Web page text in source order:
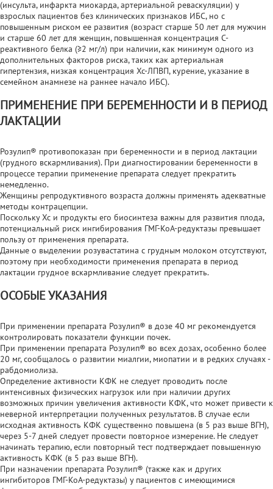
(инсульта, инфаркта миокарда, артериальной реваскуляции) у
взрослых пациентов без клинических признаков ИБС, но с
повышенным риском ее развития (возраст старше 50 лет для мужчин
и старше 60 лет для женщин, повышенная концентрация С-
реактивного белка (≥2 мг/л) при наличии, как минимум одного из
дополнительных факторов риска, таких как артериальная
гипертензия, низкая концентрация Хс-ЛПВП, курение, указание в
семейном анамнезе на раннее начало ИБС).
ПРИМЕНЕНИЕ ПРИ БЕРЕМЕННОСТИ И В ПЕРИОД
ЛАКТАЦИИ
Розулип® противопоказан при беременности и в период лактации
(грудного вскармливания). При диагностировании беременности в
процессе терапии применение препарата следует прекратить
немедленно.
Женщины репродуктивного возраста должны применять адекватные
методы контрацепции.
Поскольку Хс и продукты его биосинтеза важны для развития плода,
потенциальный риск ингибирования ГМГ-КоА-редуктазы превышает
пользу от применения препарата.
Данные о выделении розувастатина с грудным молоком отсутствуют,
поэтому при необходимости применения препарата в период
лактации грудное вскармливание следует прекратить.
ОСОБЫЕ УКАЗАНИЯ
При применении препарата Розулип® в дозе 40 мг рекомендуется
контролировать показатели функции почек.
При применении препарата Розулип® во всех дозах, особенно более
20 мг, сообщалось о развитии миалгии, миопатии и в редких случаях -
рабдомиолиза.
Определение активности КФК не следует проводить после
интенсивных физических нагрузок или при наличии других
возможных причин увеличения активности КФК, что может привести к
неверной интерпретации полученных результатов. В случае если
исходная активность КФК существенно повышена (в 5 раз выше ВГН),
через 5-7 дней следует провести повторное измерение. Не следует
начинать терапию, если повторный тест подтверждает повышенную
активность КФК (в 5 раз выше ВГН).
При назначении препарата Розулип® (также как и других
ингибиторов ГМГ-КоА-редуктазы) у пациентов с имеющимися